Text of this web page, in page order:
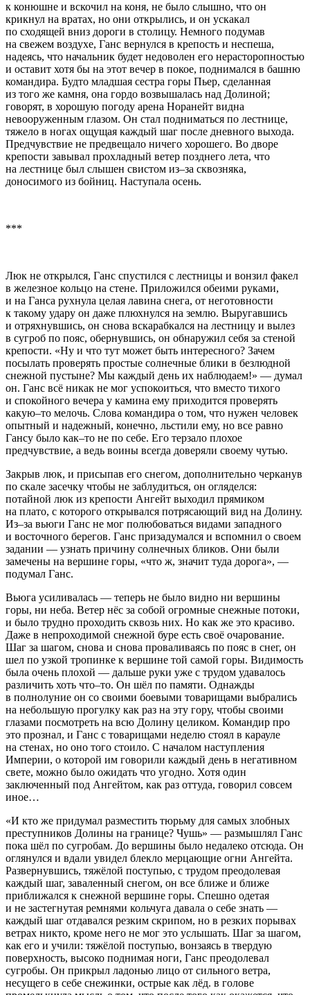
к конюшне и вскочил на коня, не было слышно, что он
крикнул на вратах, но они открылись, и он ускакал
по сходящей вниз дороги в столицу. Немного подумав
на свежем воздухе, Ганс вернулся в крепость и неспеша,
надеясь, что начальник будет недоволен его нерасторопностью
и оставит хотя бы на этот вечер в покое, поднимался в башню
командира. Будто младшая сестра горы Пьер, сделанная
из того же камня, она гордо возвышалась над Долиной;
говорят, в хорошую погоду арена Норанейт видна
невооруженным глазом. Он стал подниматься по лестнице,
тяжело в ногах ощущая каждый шаг после дневного выхода.
Предчувствие не предвещало ничего хорошего. Во дворе
крепости завывал прохладный ветер позднего лета, что
на лестнице был слышен свистом из–за сквозняка,
доносимого из бойниц. Наступала осень.
***
Люк не открылся, Ганс спустился с лестницы и вонзил факел
в железное кольцо на стене. Приложился обеими руками,
и на Ганса рухнула целая лавина снега, от неготовности
к такому удару он даже плюхнулся на землю. Выругавшись
и отряхнувшись, он снова вскарабкался на лестницу и вылез
в сугроб по пояс, обернувшись, он обнаружил себя за стеной
крепости. «Ну и что тут может быть интересного? Зачем
посылать проверять простые солнечные блики в безлюдной
снежной пустыне? Мы каждый день их наблюдаем!» — думал
он. Ганс всё никак не мог успокоиться, что вместо тихого
и спокойного вечера у камина ему приходится проверять
какую–то мелочь. Слова командира о том, что нужен человек
опытный и надежный, конечно, льстили ему, но все равно
Гансу было как–то не по себе. Его терзало плохое
предчувствие, а ведь воины всегда доверяли своему чутью.
Закрыв люк, и присыпав его снегом, дополнительно черканув
по скале засечку чтобы не заблудиться, он огляделся:
потайной люк из крепости Ангейт выходил прямиком
на плато, с которого открывался потрясающий вид на Долину.
Из–за вьюги Ганс не мог полюбоваться видами западного
и восточного берегов. Ганс призадумался и вспомнил о своем
задании — узнать причину солнечных бликов. Они были
замечены на вершине горы, «что ж, значит туда дорога», —
подумал Ганс.
Вьюга усиливалась — теперь не было видно ни вершины
горы, ни неба. Ветер нёс за собой огромные снежные потоки,
и было трудно проходить сквозь них. Но как же это красиво.
Даже в непроходимой снежной буре есть своё очарование.
Шаг за шагом, снова и снова проваливаясь по пояс в снег, он
шел по узкой тропинке к вершине той самой горы. Видимость
была очень плохой — дальше руки уже с трудом удавалось
различить хоть что–то. Он шёл по памяти. Однажды
в полнолуние он со своими боевыми товарищами выбрались
на небольшую прогулку как раз на эту гору, чтобы своими
глазами посмотреть на всю Долину целиком. Командир про
это прознал, и Ганс с товарищами неделю стоял в карауле
на стенах, но оно того стоило. С началом наступления
Империи, о которой им говорили каждый день в негативном
свете, можно было ожидать что угодно. Хотя один
заключенный под Ангейтом, как раз оттуда, говорил совсем
иное…
«И кто же придумал разместить тюрьму для самых злобных
преступников Долины на границе? Чушь» — размышлял Ганс
пока шёл по сугробам. До вершины было недалеко отсюда. Он
оглянулся и вдали увидел блекло мерцающие огни Ангейта.
Развернувшись, тяжёлой поступью, с трудом преодолевая
каждый шаг, заваленный снегом, он все ближе и ближе
приближался к снежной вершине горы. Спешно одетая
и не застегнутая ремнями кольчуга давала о себе знать —
каждый шаг отдавался резким скрипом, но в резких порывах
ветрах никто, кроме него не мог это услышать. Шаг за шагом,
как его и учили: тяжёлой поступью, вонзаясь в твердую
поверхность, высоко поднимая ноги, Ганс преодолевал
сугробы. Он прикрыл ладонью лицо от сильного ветра,
несущего в себе снежинки, острые как лёд. в голове